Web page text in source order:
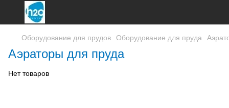
Оборудование для прудов Оборудование для пруда
Аэраторы для пруда
Нет товаров